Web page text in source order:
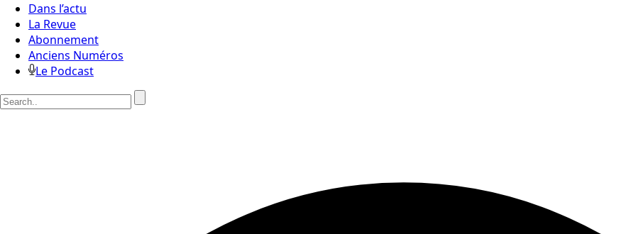
Dans l’actu
La Revue
Abonnement
Anciens Numéros
Le Podcast